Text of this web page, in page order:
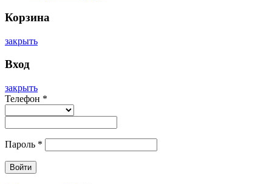
Корзина
закрыть
Вход
закрыть
Телефон *
Пароль *
Войти